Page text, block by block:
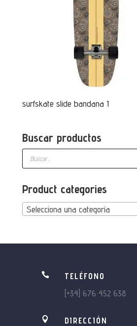
surfskate slide bandana 1
Buscar productos
Búsqueda
productos
Product categories
Selecciona una categoría

TELÉFONO
[+34] 676 452 638

DIRECCIÓN